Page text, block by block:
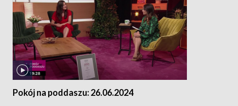
Pokój na poddaszu: 26.06.2024